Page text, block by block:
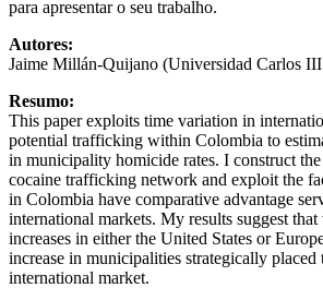
para apresentar o seu trabalho.
Autores:
Jaime Millán-Quijano (Universidad Carlos
Resumo:
This paper exploits time variation in
potential trafficking within Colombia to
in municipality homicide rates. I construct
cocaine trafficking network and exploit the
in Colombia have comparative advantage
international markets. My results suggest
increases in either the United States or
increase in municipalities strategically placed
international market.